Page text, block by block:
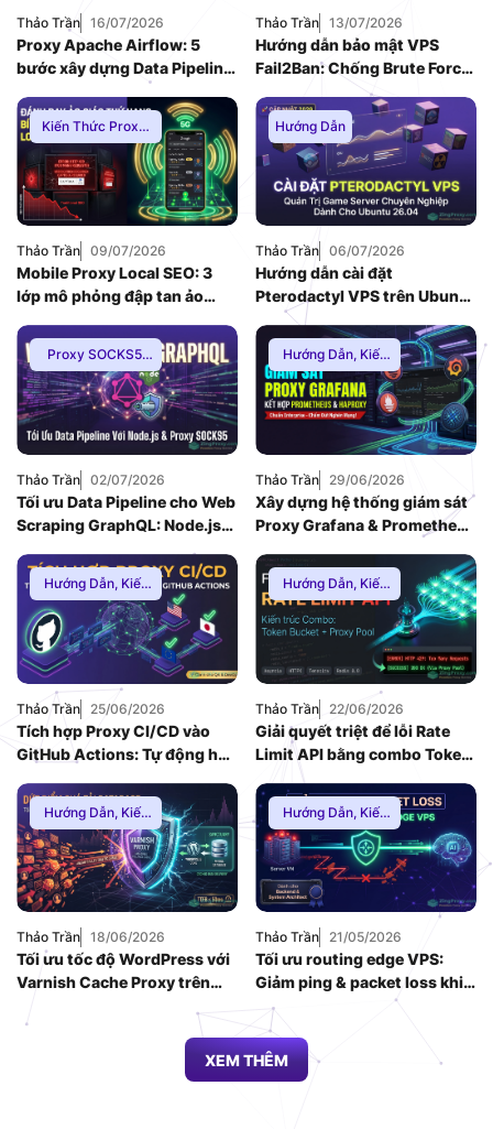
Thảo Trần 16/07/2026
Proxy Apache Airflow: 5
bước xây dựng Data Pipeline
limit
Thảo Trần 13/07/2026
Hướng dẫn bảo mật VPS
Fail2Ban: Chống Brute Force
toàn diện khi dùng Nginx
Reverse Proxy
Kiến Thức Proxy,
Hướng Dẫn,Thuê
Proxy Việt Nam
Thảo Trần 09/07/2026
Mobile Proxy Local SEO: 3
lớp mô phỏng đập tan ảo
Hướng Dẫn
Thảo Trần 06/07/2026
Hướng dẫn cài đặt
Pterodactyl VPS trên Ubuntu
26.04: Quản trị game server
chuyên nghiệp
Proxy SOCKS5,
Hướng Dẫn,Kiến
Thức Proxy
Thảo Trần 02/07/2026
Tối ưu Data Pipeline cho Web
Scraping GraphQL: Node.js
Hướng Dẫn, Kiến
Thức Proxy,Mạng
Internnet
Thảo Trần 29/06/2026
Xây dựng hệ thống giám sát
Proxy Grafana & Prometheus
Hướng Dẫn, Kiến
Thức Proxy,Proxy
Dân Cư,Thuê
Proxy Nước Ngoài
Thảo Trần 25/06/2026
Tích hợp Proxy CI/CD vào
GitHub Actions: Tự động hóa
(2026)
Hướng Dẫn, Kiến
Thức Proxy
Thảo Trần 22/06/2026
Giải quyết triệt để lỗi Rate
Limit API bằng combo Token
Bucket và Proxy Pool (2026)
Hướng Dẫn, Kiến
Thức Proxy
Thảo Trần 18/06/2026
Tối ưu tốc độ WordPress với
Varnish Cache Proxy trên
quá tải Database (2026)
Hướng Dẫn, Kiến
Thức Proxy,Mạng
Internnet
Thảo Trần 21/05/2026
Tối ưu routing edge VPS:
Giảm ping & packet loss khi
gọi API AI quốc tế (2026)
XEM THÊM